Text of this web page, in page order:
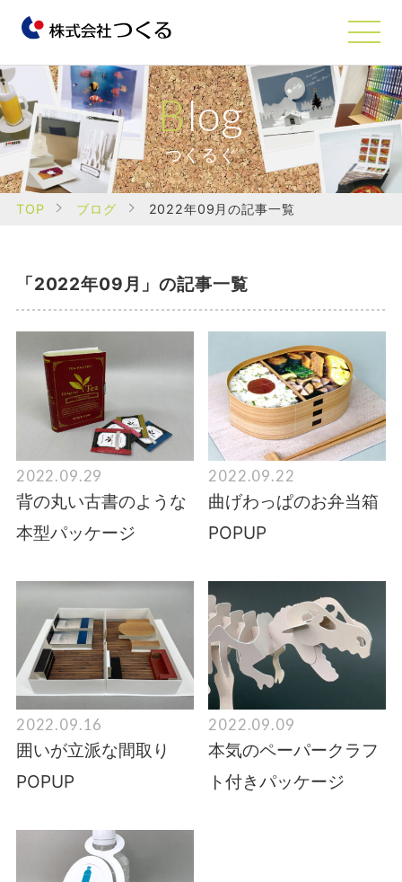
Blog
つくるぐ
TOP ブログ 2022年09月の記事一覧
「2022年09月」の記事一覧
2022.09.29
背の丸い古書のような
本型パッケージ
2022.09.22
曲げわっぱのお弁当箱
POPUP
2022.09.16
囲いが立派な間取り
POPUP
2022.09.09
本気のペーパークラフ
ト付きパッケージ